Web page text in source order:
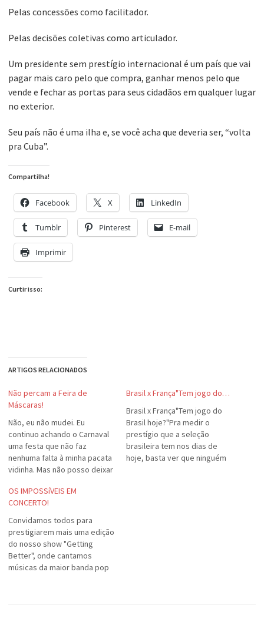
Pelas concessões como facilitador.
Pelas decisões coletivas como articulador.
Um presidente sem prestígio internacional é um país que vai
pagar mais caro pelo que compra, ganhar menos pelo que
vende e fechar as portas para seus cidadãos em qualquer lugar
no exterior.
Seu país não é uma ilha e, se você acha que deveria ser, “volta
pra Cuba”.
Compartilha!
Facebook X LinkedIn
Tumblr Pinterest E-mail
Imprimir
Curtir isso:
ARTIGOS RELACIONADOS
Não percam a Feira de
Máscaras!
Não, eu não mudei. Eu
continuo achando o Carnaval
uma festa que não faz
nenhuma falta à minha pacata
vidinha. Mas não posso deixar
as fabulosas máscaras que
meu talentoso primo Roger
produz. Nesta próxima terça
ele vai fazer uma exposição
de seus trabalhos no Boom…
Brasil x França"Tem jogo do…
Brasil x França"Tem jogo do
Brasil hoje?"Pra medir o
prestígio que a seleção
brasileira tem nos dias de
hoje, basta ver que ninguém
OS IMPOSSíVEIS EM
CONCERTO!
Convidamos todos para
prestigiarem mais uma edição
do nosso show "Getting
Better", onde cantamos
músicas da maior banda pop
alterações no programa.